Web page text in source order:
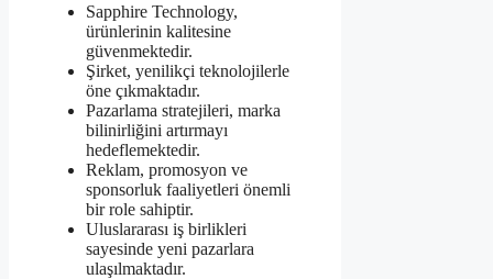
Sapphire Technology,
ürünlerinin kalitesine
güvenmektedir.
Şirket, yenilikçi teknolojilerle
öne çıkmaktadır.
Pazarlama stratejileri, marka
bilinirliğini artırmayı
hedeflemektedir.
Reklam, promosyon ve
sponsorluk faaliyetleri önemli
bir role sahiptir.
Uluslararası iş birlikleri
sayesinde yeni pazarlara
ulaşılmaktadır.